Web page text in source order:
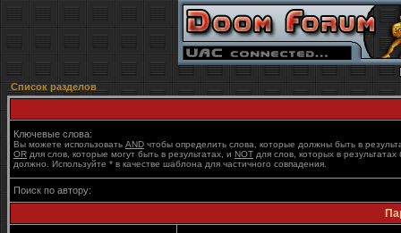
Список разделов
Ключевые слова:
Вы можете использовать AND чтобы определить слова, которые должны быть в
OR для слов, которые могут быть в результатах, и NOT для слов, которых в результатах
должно. Используйте * в качестве шаблона для частичного совпадения.
Поиск по автору: